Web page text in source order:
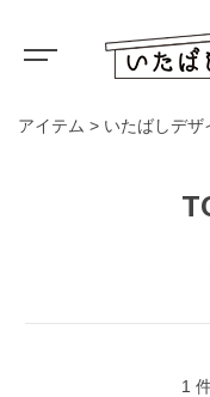
アイテム > いたばしデザ
1